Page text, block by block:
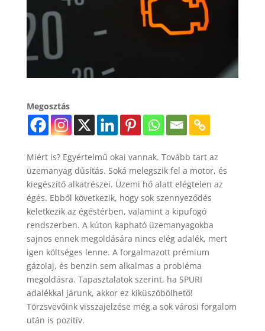
Megosztás
Miért is? Egyértelmű okai vannak. Tovább tart az
üzemanyag dúsítás. Soká melegszik fel a motor, és
kiegészítő alkatrészei. Üzemi hő alatt elégtelen az
égés. Ebből következik, hogy sok szennyeződés
keletkezik az égéstérben, valamint a kipufogó
rendszerben. A kúton kapható üzemanyagokba
sajnos ennek megoldására nincs elég adalék, mert
igen költséges lenne. A forgalmazott prémium
gázolaj, és benzin sem alkalmas a probléma
megoldásra. Tapasztalatok szerint, ha SPURI
adalékkal járunk, akkor ez kiküszöbölhető!
Törzsvevőink visszajelzése még a sok városi forgalom
után is pozitív.